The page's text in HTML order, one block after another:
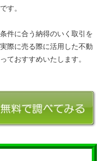
す。
件に合う納得のいく取引を
際に売る際に活用した不動
ておすすめいたします。